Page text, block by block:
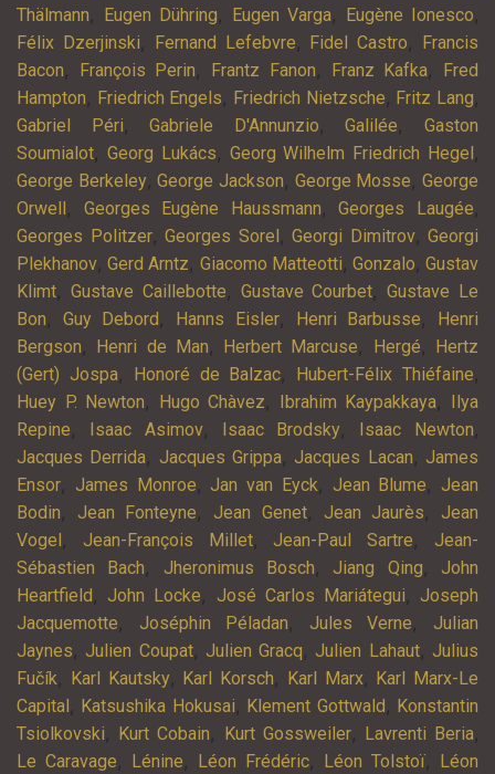
Thälmann, Eugen Dühring, Eugen Varga, Eugène Ionesco,
Félix Dzerjinski, Fernand Lefebvre, Fidel Castro, Francis
Bacon, François Perin, Frantz Fanon, Franz Kafka, Fred
Hampton, Friedrich Engels, Friedrich Nietzsche, Fritz Lang,
Gabriel Péri,Gabriele D'Annunzio,Galilée,Gaston
Soumialot, Georg Lukács, Georg Wilhelm Friedrich Hegel,
George Berkeley,George Jackson, George Mosse,George
Orwell, Georges Eugène Haussmann,Georges Laugée,
Georges Politzer, Georges Sorel, Georgi Dimitrov, Georgi
Plekhanov,Gerd Arntz, Giacomo Matteotti, Gonzalo,Gustav
Klimt, Gustave Caillebotte, Gustave Courbet,Gustave Le
Bon, Guy Debord, Hanns Eisler, Henri Barbusse, Henri
Bergson, Henri de Man, Herbert Marcuse, Hergé, Hertz
(Gert) Jospa, Honoré de Balzac, Hubert-Félix Thiéfaine,
Huey P. Newton, Hugo Chàvez, Ibrahim Kaypakkaya, Ilya
Repine, Isaac Asimov, Isaac Brodsky, Isaac Newton,
Jacques Derrida, Jacques Grippa, Jacques Lacan, James
Ensor, James Monroe, Jan van Eyck, Jean Blume, Jean
Bodin, Jean Fonteyne, Jean Genet, Jean Jaurès, Jean
Vogel, Jean-François Millet, Jean-Paul Sartre, Jean-
Sébastien Bach, Jheronimus Bosch, Jiang Qing, John
Heartfield, John Locke, José Carlos Mariátegui, Joseph
Jacquemotte, Joséphin Péladan, Jules Verne, Julian
Jaynes, Julien Coupat, Julien Gracq, Julien Lahaut, Julius
Fučík, Karl Kautsky, Karl Korsch, Karl Marx, Karl Marx-Le
Capital, Katsushika Hokusai, Klement Gottwald, Konstantin
Tsiolkovski, Kurt Cobain, Kurt Gossweiler, Lavrenti Beria,
Le Caravage, Lénine, Léon Frédéric, Léon Tolstoï, Léon